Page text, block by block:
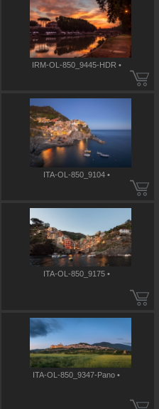
IRM-OL-850_9445-HDR •
ITA-OL-850_9104 •
ITA-OL-850_9175 •
ITA-OL-850_9347-Pano •